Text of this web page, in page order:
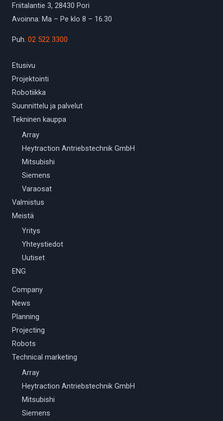
Friitalantie 3, 28430 Pori
Avoinna: Ma – Pe klo 8 – 16.30
Puh. 02 522 3300
Etusivu
Projektointi
Robotiikka
Suunnittelu ja palvelut
Tekninen kauppa
Array
Heytraction Antriebstechnik GmbH
Mitsubishi
Siemens
Varaosat
Valmistus
Meistä
Yritys
Yhteystiedot
Uutiset
ENG
Company
News
Planning
Projecting
Robots
Technical marketing
Array
Heytraction Antriebstechnik GmbH
Mitsubishi
Siemens